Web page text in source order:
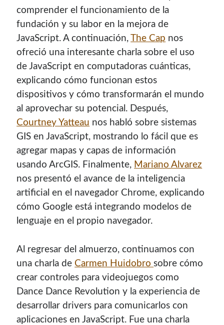
comprender el funcionamiento de la
fundación y su labor en la mejora de
JavaScript. A continuación,The Cap nos
ofreció una interesante charla sobre el uso
de JavaScript en computadoras cuánticas,
explicando cómo funcionan estos
dispositivos y cómo transformarán el mundo
al aprovechar su potencial. Después,
Courtney Yatteau nos habló sobre sistemas
GIS en JavaScript, mostrando lo fácil que es
agregar mapas y capas de información
usando ArcGIS. Finalmente, Mariano Alvarez
nos presentó el avance de la inteligencia
artificial en el navegador Chrome, explicando
cómo Google está integrando modelos de
lenguaje en el propio navegador.
Al regresar del almuerzo, continuamos con
una charla de Carmen Huidobrosobre cómo
crear controles para videojuegos como
Dance Dance Revolution y la experiencia de
desarrollar drivers para comunicarlos con
aplicaciones en JavaScript. Fue una charla